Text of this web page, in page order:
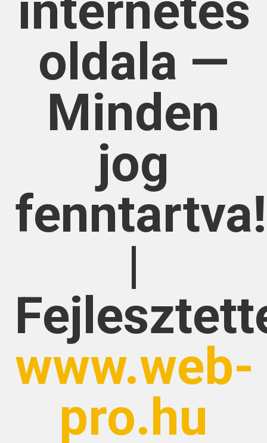
oldala —
Minden
jog
fenntartva!
|
www.web-
pro.hu